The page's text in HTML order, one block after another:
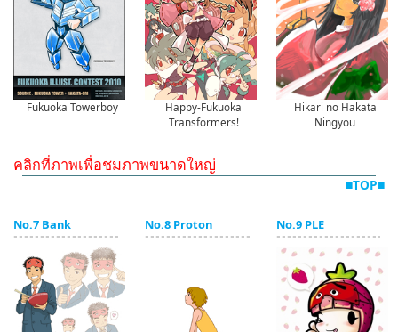
Fukuoka Towerboy
Happy-Fukuoka
Transformers!
Hikari no Hakata
Ningyou
คลิกที่ภาพเพื่อชมภาพขนาดใหญ่
■TOP■
No.7 Bank No.8 Proton No.9 PLE